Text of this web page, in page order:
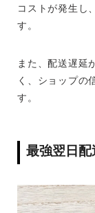
コストが発生し
す。
また、配送遅延
く、ショップの
す。
最強翌日